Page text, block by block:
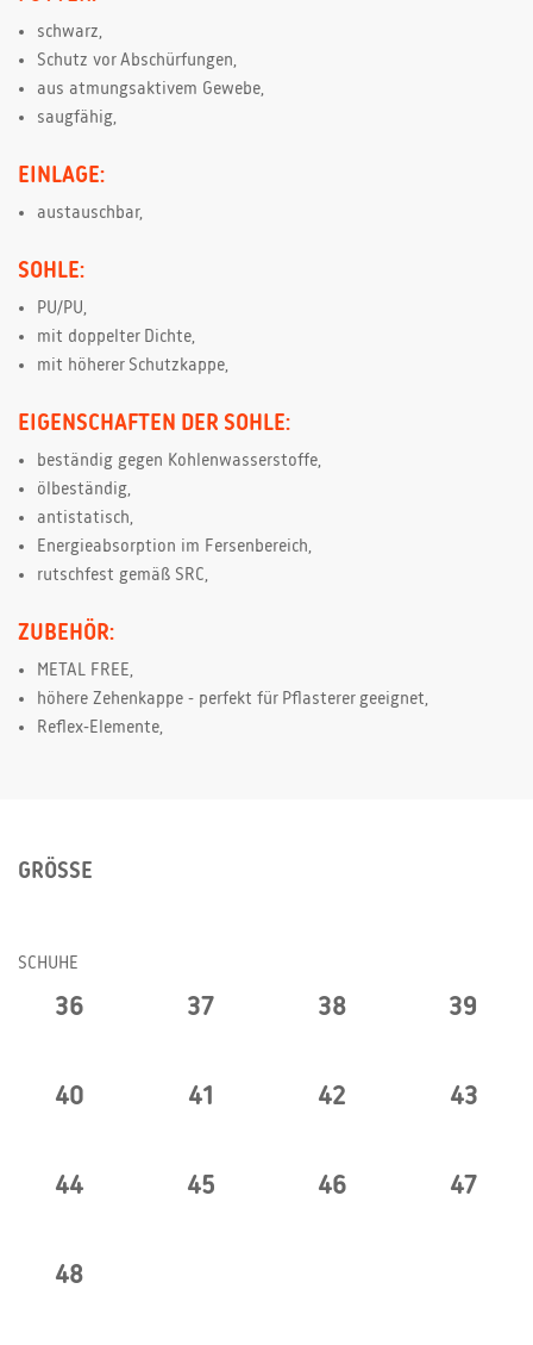
schwarz,
Schutz vor Abschürfungen,
aus atmungsaktivem Gewebe,
saugfähig,
EINLAGE:
austauschbar,
SOHLE:
PU/PU,
mit doppelter Dichte,
mit höherer Schutzkappe,
EIGENSCHAFTEN DER SOHLE:
beständig gegen Kohlenwasserstoffe,
ölbeständig,
antistatisch,
Energieabsorption im Fersenbereich,
rutschfest gemäß SRC,
ZUBEHÖR:
METAL FREE,
höhere Zehenkappe - perfekt für Pflasterer geeignet,
Reflex-Elemente,
GRÖSSE
SCHUHE
36 37 38 39
40 41 42 43
44 45 46 47
48